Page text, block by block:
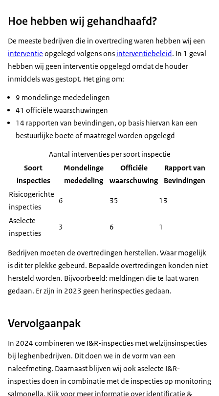
Hoe hebben wij gehandhaafd?
De meeste bedrijven die in overtreding waren hebben wij een
interventie opgelegd volgens ons interventiebeleid. In 1 geval
hebben wij geen interventie opgelegd omdat de houder
inmiddels was gestopt. Het ging om:
9 mondelinge mededelingen
41 officiële waarschuwingen
14 rapporten van bevindingen, op basis hiervan kan een
bestuurlijke boete of maatregel worden opgelegd
Aantal interventies per soort inspectie
Soort
inspecties
Mondelinge
mededeling
Officiële
waarschuwing
Rapport van
Bevindingen
Risicogerichte
inspecties
6 35 13
Aselecte
inspecties
3 6 1
Bedrijven moeten de overtredingen herstellen. Waar mogelijk
is dit ter plekke gebeurd. Bepaalde overtredingen konden niet
hersteld worden. Bijvoorbeeld: meldingen die te laat waren
gedaan. Er zijn in 2023 geen herinspecties gedaan.
Vervolgaanpak
In 2024 combineren we I&R-inspecties met welzijnsinspecties
bij leghenbedrijven. Dit doen we in de vorm van een
naleefmeting. Daarnaast blijven wij ook aselecte I&R-
inspecties doen in combinatie met de inspecties op monitoring
salmonella. Kijk voor meer informatie over identificatie &